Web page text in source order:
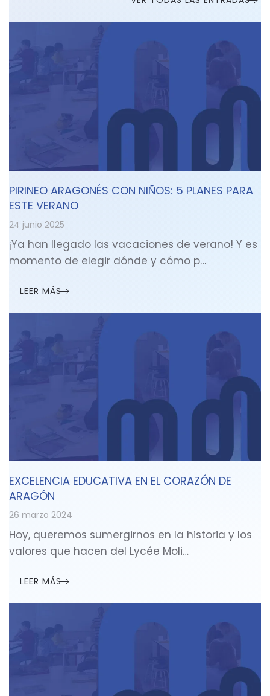
PIRINEO ARAGONÉS CON NIÑOS: 5 PLANES PARA
ESTE VERANO
24 junio 2025
¡Ya han llegado las vacaciones de verano! Y es
momento de elegir dónde y cómo p…
LEER MÁS
EXCELENCIA EDUCATIVA EN EL CORAZÓN DE
ARAGÓN
26 marzo 2024
Hoy, queremos sumergirnos en la historia y los
valores que hacen del Lycée Moli…
LEER MÁS